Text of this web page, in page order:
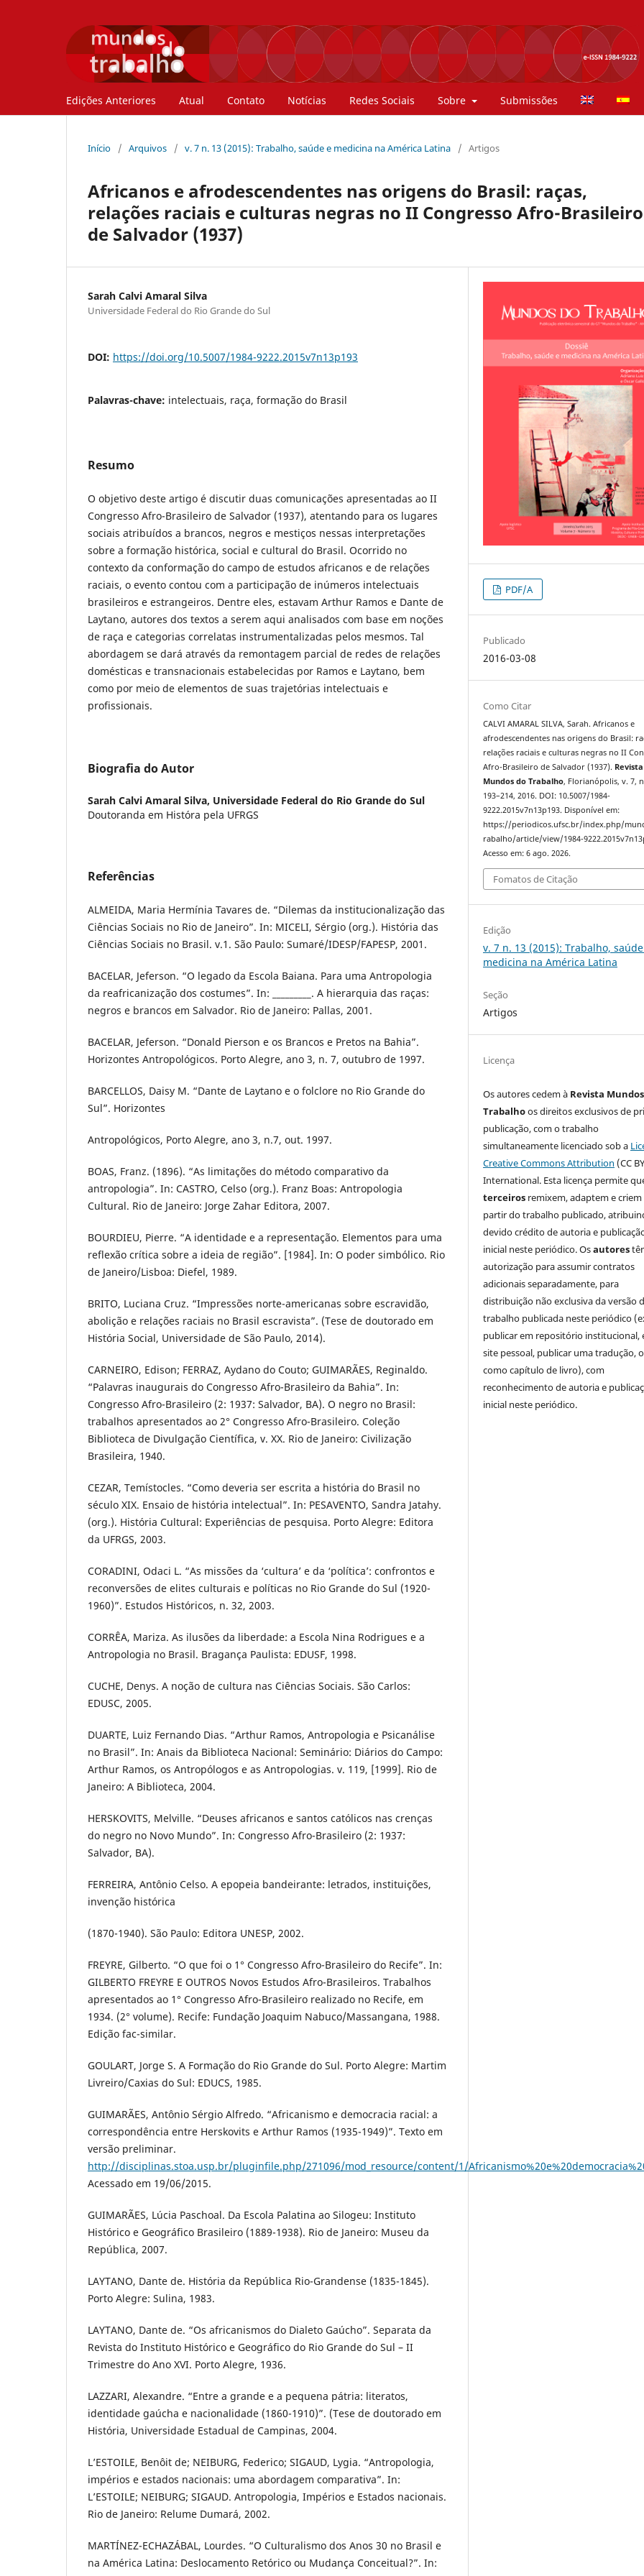
Edições Anteriores Atual Contato Notícias Redes Sociais Sobre Submissões
Início / Arquivos / v. 7 n. 13 (2015): Trabalho, saúde e medicina na América Latina / Artigos
Africanos e afrodescendentes nas origens do Brasil: raças,
relações raciais e culturas negras no II Congresso Afro-Brasileiro
de Salvador (1937)
Sarah Calvi Amaral Silva
Universidade Federal do Rio Grande do Sul
DOI: https://doi.org/10.5007/1984-9222.2015v7n13p193
Palavras-chave: intelectuais, raça, formação do Brasil
Resumo
O objetivo deste artigo é discutir duas comunicações apresentadas ao II
Congresso Afro-Brasileiro de Salvador (1937), atentando para os lugares
sociais atribuídos a brancos, negros e mestiços nessas interpretações
sobre a formação histórica, social e cultural do Brasil. Ocorrido no
contexto da conformação do campo de estudos africanos e de relações
raciais, o evento contou com a participação de inúmeros intelectuais
brasileiros e estrangeiros. Dentre eles, estavam Arthur Ramos e Dante de
Laytano, autores dos textos a serem aqui analisados com base em noções
de raça e categorias correlatas instrumentalizadas pelos mesmos. Tal
abordagem se dará através da remontagem parcial de redes de relações
domésticas e transnacionais estabelecidas por Ramos e Laytano, bem
como por meio de elementos de suas trajetórias intelectuais e
profissionais.
Biografia do Autor
Sarah Calvi Amaral Silva, Universidade Federal do Rio Grande do Sul
Doutoranda em Históra pela UFRGS
Referências
ALMEIDA, Maria Hermínia Tavares de. “Dilemas da institucionalização das
Ciências Sociais no Rio de Janeiro”. In: MICELI, Sérgio (org.). História das
Ciências Sociais no Brasil. v.1. São Paulo: Sumaré/IDESP/FAPESP, 2001.
BACELAR, Jeferson. “O legado da Escola Baiana. Para uma Antropologia
da reafricanização dos costumes”. In: _________. A hierarquia das raças:
negros e brancos em Salvador. Rio de Janeiro: Pallas, 2001.
BACELAR, Jeferson. “Donald Pierson e os Brancos e Pretos na Bahia”.
Horizontes Antropológicos. Porto Alegre, ano 3, n. 7, outubro de 1997.
BARCELLOS, Daisy M. “Dante de Laytano e o folclore no Rio Grande do
Sul”. Horizontes
Antropológicos, Porto Alegre, ano 3, n.7, out. 1997.
BOAS, Franz. (1896). “As limitações do método comparativo da
antropologia”. In: CASTRO, Celso (org.). Franz Boas: Antropologia
Cultural. Rio de Janeiro: Jorge Zahar Editora, 2007.
BOURDIEU, Pierre. “A identidade e a representação. Elementos para uma
reflexão crítica sobre a ideia de região”. [1984]. In: O poder simbólico. Rio
de Janeiro/Lisboa: Diefel, 1989.
BRITO, Luciana Cruz. “Impressões norte-americanas sobre escravidão,
abolição e relações raciais no Brasil escravista”. (Tese de doutorado em
História Social, Universidade de São Paulo, 2014).
CARNEIRO, Edison; FERRAZ, Aydano do Couto; GUIMARÃES, Reginaldo.
“Palavras inaugurais do Congresso Afro-Brasileiro da Bahia”. In:
Congresso Afro-Brasileiro (2: 1937: Salvador, BA). O negro no Brasil:
trabalhos apresentados ao 2° Congresso Afro-Brasileiro. Coleção
Biblioteca de Divulgação Científica, v. XX. Rio de Janeiro: Civilização
Brasileira, 1940.
CEZAR, Temístocles. “Como deveria ser escrita a história do Brasil no
século XIX. Ensaio de história intelectual”. In: PESAVENTO, Sandra Jatahy.
(org.). História Cultural: Experiências de pesquisa. Porto Alegre: Editora
da UFRGS, 2003.
CORADINI, Odaci L. “As missões da ‘cultura’ e da ‘política’: confrontos e
reconversões de elites culturais e políticas no Rio Grande do Sul (1920-
1960)”. Estudos Históricos, n. 32, 2003.
CORRÊA, Mariza. As ilusões da liberdade: a Escola Nina Rodrigues e a
Antropologia no Brasil. Bragança Paulista: EDUSF, 1998.
CUCHE, Denys. A noção de cultura nas Ciências Sociais. São Carlos:
EDUSC, 2005.
DUARTE, Luiz Fernando Dias. “Arthur Ramos, Antropologia e Psicanálise
no Brasil”. In: Anais da Biblioteca Nacional: Seminário: Diários do Campo:
Arthur Ramos, os Antropólogos e as Antropologias. v. 119, [1999]. Rio de
Janeiro: A Biblioteca, 2004.
HERSKOVITS, Melville. “Deuses africanos e santos católicos nas crenças
do negro no Novo Mundo”. In: Congresso Afro-Brasileiro (2: 1937:
Salvador, BA).
FERREIRA, Antônio Celso. A epopeia bandeirante: letrados, instituições,
invenção histórica
(1870-1940). São Paulo: Editora UNESP, 2002.
FREYRE, Gilberto. “O que foi o 1° Congresso Afro-Brasileiro do Recife”. In:
GILBERTO FREYRE E OUTROS Novos Estudos Afro-Brasileiros. Trabalhos
apresentados ao 1° Congresso Afro-Brasileiro realizado no Recife, em
1934. (2° volume). Recife: Fundação Joaquim Nabuco/Massangana, 1988.
Edição fac-similar.
GOULART, Jorge S. A Formação do Rio Grande do Sul. Porto Alegre: Martim
Livreiro/Caxias do Sul: EDUCS, 1985.
GUIMARÃES, Antônio Sérgio Alfredo. “Africanismo e democracia racial: a
correspondência entre Herskovits e Arthur Ramos (1935-1949)”. Texto em
versão preliminar.
http://disciplinas.stoa.usp.br/pluginfile.php/271096/mod_resource/content/1/
Acessado em 19/06/2015.
GUIMARÃES, Lúcia Paschoal. Da Escola Palatina ao Silogeu: Instituto
Histórico e Geográfico Brasileiro (1889-1938). Rio de Janeiro: Museu da
República, 2007.
LAYTANO, Dante de. História da República Rio-Grandense (1835-1845).
Porto Alegre: Sulina, 1983.
LAYTANO, Dante de. “Os africanismos do Dialeto Gaúcho”. Separata da
Revista do Instituto Histórico e Geográfico do Rio Grande do Sul – II
Trimestre do Ano XVI. Porto Alegre, 1936.
LAZZARI, Alexandre. “Entre a grande e a pequena pátria: literatos,
identidade gaúcha e nacionalidade (1860-1910)”. (Tese de doutorado em
História, Universidade Estadual de Campinas, 2004.
L’ESTOILE, Benôit de; NEIBURG, Federico; SIGAUD, Lygia. “Antropologia,
impérios e estados nacionais: uma abordagem comparativa”. In:
L’ESTOILE; NEIBURG; SIGAUD. Antropologia, Impérios e Estados nacionais.
Rio de Janeiro: Relume Dumará, 2002.
MARTÍNEZ-ECHAZÁBAL, Lourdes. “O Culturalismo dos Anos 30 no Brasil e
na América Latina: Deslocamento Retórico ou Mudança Conceitual?”. In:
PDF/A
Publicado
2016-03-08
Como Citar
CALVI AMARAL SILVA, Sarah. Africanos e
afrodescendentes nas origens do Brasil:
relações raciais e culturas negras no II
Afro-Brasileiro de Salvador (1937). Revista
Mundos do Trabalho, Florianópolis, v. 7,
193–214, 2016. DOI: 10.5007/1984-
9222.2015v7n13p193. Disponível em:
https://periodicos.ufsc.br/index.php/
rabalho/article/view/1984-
Acesso em: 6 ago. 2026.
Fomatos de Citação
Edição
v. 7 n. 13 (2015): Trabalho,
medicina na América Latina
Seção
Artigos
Licença
Os autores cedem à Revista
Trabalhoos direitos exclusivos de
publicação, com o trabalho
simultaneamente licenciado sob a
Creative Commons Attribution (CC
International. Esta licença permite
terceiros remixem, adaptem e criem
partir do trabalho publicado,
devido crédito de autoria e
inicial neste periódico. Osautores
autorização para assumir contratos
adicionais separadamente, para
distribuição não exclusiva da versão
trabalho publicada neste periódico
publicar em repositório institucional,
site pessoal, publicar uma tradução,
como capítulo de livro), com
reconhecimento de autoria e
inicial neste periódico.